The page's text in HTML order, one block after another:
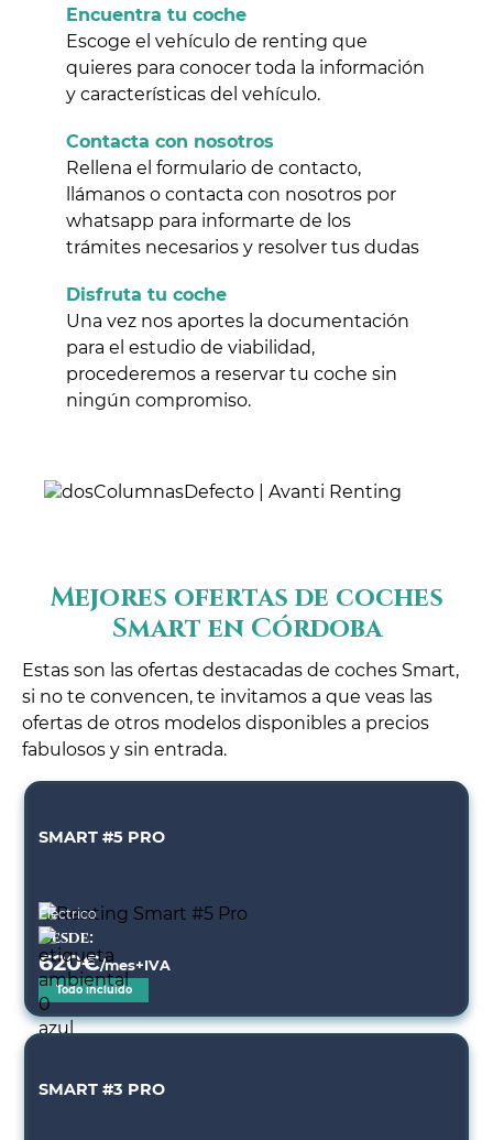
Encuentra tu coche
Escoge el vehículo de renting que
quieres para conocer toda la información
y características del vehículo.
Contacta con nosotros
Rellena el formulario de contacto,
llámanos o contacta con nosotros por
whatsapp para informarte de los
trámites necesarios y resolver tus dudas
Disfruta tu coche
Una vez nos aportes la documentación
para el estudio de viabilidad,
procederemos a reservar tu coche sin
ningún compromiso.
Mejores ofertas de coches
Smart en Córdoba
Estas son las ofertas destacadas de coches Smart,
si no te convencen, te invitamos a que veas las
ofertas de otros modelos disponibles a precios
fabulosos y sin entrada.
SMART #5 PRO
Eléctrico
Desde:
620€/mes+IVA
Todo incluido
SMART #3 PRO